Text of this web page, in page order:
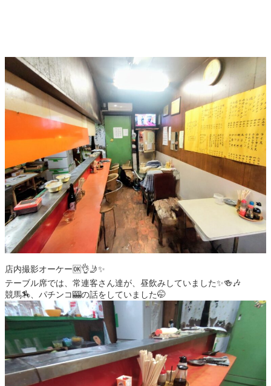
店内撮影オーケー🆗👌🤳✨
テーブル席では、常連客さん達が、昼飲みしていました✨🍻🎶
競馬🏇、パチンコ🎰の話をしていました🤭